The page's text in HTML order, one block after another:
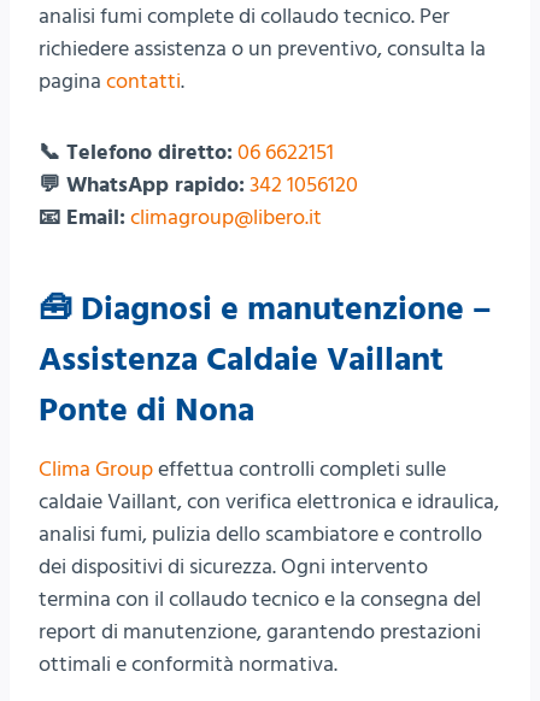
analisi fumi complete di collaudo tecnico. Per
richiedere assistenza o un preventivo, consulta la
pagina contatti.
📞 Telefono diretto: 06 6622151
💬 WhatsApp rapido: 342 1056120
📧 Email: climagroup@libero.it
🧰 Diagnosi e manutenzione –
Assistenza Caldaie Vaillant
Ponte di Nona
Clima Groupeffettua controlli completi sulle
caldaie Vaillant, con verifica elettronica e idraulica,
analisi fumi, pulizia dello scambiatore e controllo
dei dispositivi di sicurezza. Ogni intervento
termina con il collaudo tecnico e la consegna del
report di manutenzione, garantendo prestazioni
ottimali e conformità normativa.